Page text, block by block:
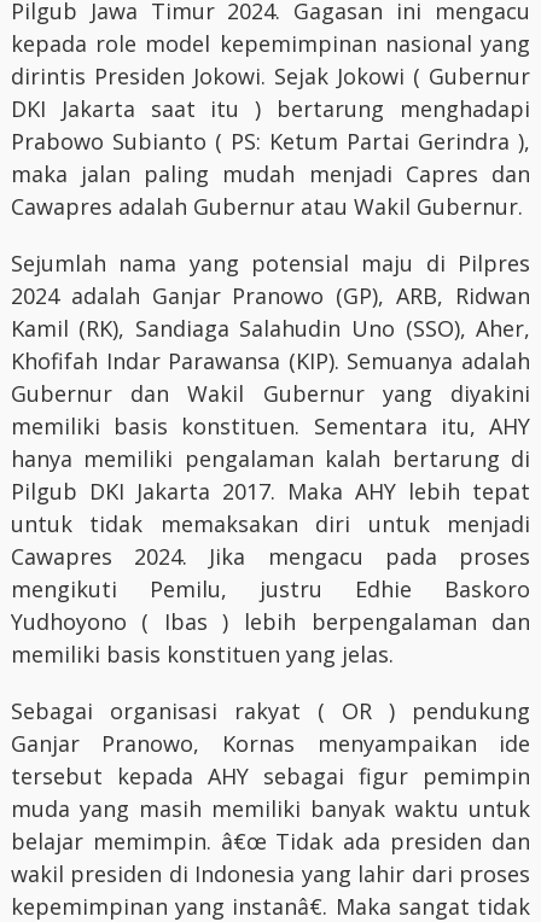
Pilgub Jawa Timur 2024. Gagasan ini mengacu
kepada role model kepemimpinan nasional yang
dirintis Presiden Jokowi. Sejak Jokowi ( Gubernur
DKI Jakarta saat itu ) bertarung menghadapi
Prabowo Subianto ( PS: Ketum Partai Gerindra ),
maka jalan paling mudah menjadi Capres dan
Cawapres adalah Gubernur atau Wakil Gubernur.
Sejumlah nama yang potensial maju di Pilpres
2024 adalah Ganjar Pranowo (GP), ARB, Ridwan
Kamil (RK), Sandiaga Salahudin Uno (SSO), Aher,
Khofifah Indar Parawansa (KIP). Semuanya adalah
Gubernur dan Wakil Gubernur yang diyakini
memiliki basis konstituen. Sementara itu, AHY
hanya memiliki pengalaman kalah bertarung di
Pilgub DKI Jakarta 2017. Maka AHY lebih tepat
untuk tidak memaksakan diri untuk menjadi
Cawapres 2024. Jika mengacu pada proses
mengikuti Pemilu, justru Edhie Baskoro
Yudhoyono ( Ibas ) lebih berpengalaman dan
memiliki basis konstituen yang jelas.
Sebagai organisasi rakyat ( OR ) pendukung
Ganjar Pranowo, Kornas menyampaikan ide
tersebut kepada AHY sebagai figur pemimpin
muda yang masih memiliki banyak waktu untuk
belajar memimpin. â€œ Tidak ada presiden dan
wakil presiden di Indonesia yang lahir dari proses
kepemimpinan yang instanâ€. Maka sangat tidak